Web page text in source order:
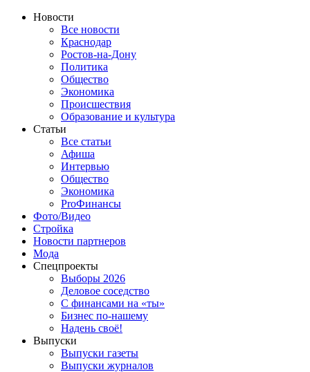
Новости
Все новости
Краснодар
Ростов-на-Дону
Политика
Общество
Экономика
Происшествия
Образование и культура
Статьи
Все статьи
Афиша
Интервью
Общество
Экономика
ProФинансы
Фото/Видео
Стройка
Новости партнеров
Мода
Спецпроекты
Выборы 2026
Деловое соседство
С финансами на «ты»
Бизнес по-нашему
Надень своё!
Выпуски
Выпуски газеты
Выпуски журналов